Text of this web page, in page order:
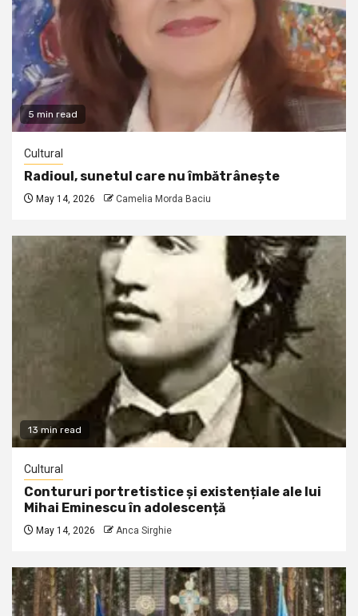
5 min read
Cultural
Radioul, sunetul care nu îmbătrânește
May 14, 2026 Camelia Morda Baciu
13 min read
Cultural
Contururi portretistice și existențiale ale lui
Mihai Eminescu în adolescență
May 14, 2026 Anca Sirghie